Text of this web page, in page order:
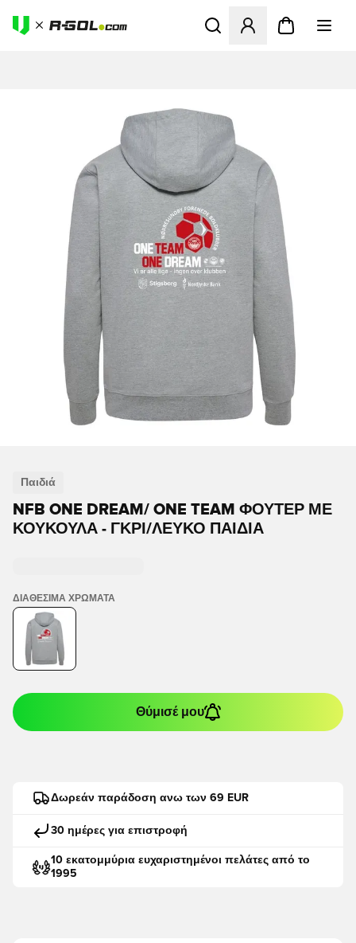
Ανοίγει ένα Modal για να
Παιδιά
NFB ONE DREAM/ ONE TEAM ΦΟΎΤΕΡ ΜΕ
ΚΟΥΚΟΎΛΑ - ΓΚΡΙ/ΛΕΥΚΌ ΠΑΙΔΙΆ
ΔΙΑΘΈΣΙΜΑ ΧΡΏΜΑΤΑ
Θύμισέ μου
Δωρεάν παράδοση ανω των 69 EUR
30 ημέρες για επιστροφή
10 εκατομμύρια ευχαριστημένοι πελάτες από το
1995